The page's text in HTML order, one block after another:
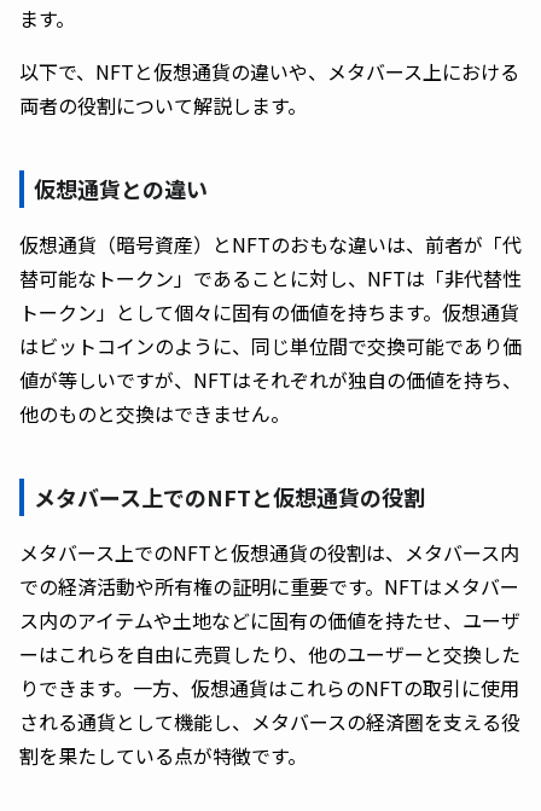
ます。
以下で、NFTと仮想通貨の違いや、メタバース上における
両者の役割について解説します。
仮想通貨との違い
仮想通貨（暗号資産）とNFTのおもな違いは、前者が「代
替可能なトークン」であることに対し、NFTは「非代替性
トークン」として個々に固有の価値を持ちます。仮想通貨
はビットコインのように、同じ単位間で交換可能であり価
値が等しいですが、NFTはそれぞれが独自の価値を持ち、
他のものと交換はできません。
メタバース上でのNFTと仮想通貨の役割
メタバース上でのNFTと仮想通貨の役割は、メタバース内
での経済活動や所有権の証明に重要です。NFTはメタバー
ス内のアイテムや土地などに固有の価値を持たせ、ユーザ
ーはこれらを自由に売買したり、他のユーザーと交換した
りできます。一方、仮想通貨はこれらのNFTの取引に使用
される通貨として機能し、メタバースの経済圏を支える役
割を果たしている点が特徴です。